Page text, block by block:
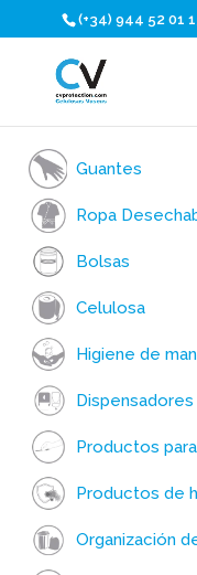
(+34) 944 52 01
Guantes
Ropa
Bolsas
Celulosa
Higiene de
Productos
Productos de
Organización